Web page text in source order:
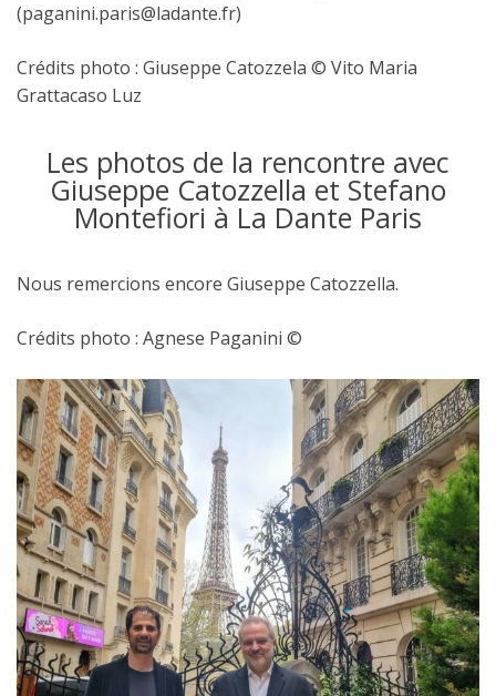
(paganini.paris@ladante.fr)
Crédits photo : Giuseppe Catozzela © Vito Maria
Grattacaso Luz
Les photos de la rencontre avec
Giuseppe Catozzella et Stefano
Montefiori à La Dante Paris
Nous remercions encore Giuseppe Catozzella.
Crédits photo : Agnese Paganini ©